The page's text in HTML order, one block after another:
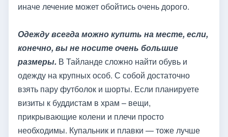
иначе лечение может обойтись очень дорого.
Одежду всегда можно купить на месте, если,
конечно, вы не носите очень большие
размеры. В Тайланде сложно найти обувь и
одежду на крупных особ. С собой достаточно
взять пару футболок и шорты. Если планируете
визиты к буддистам в храм – вещи,
прикрывающие колени и плечи просто
необходимы. Купальник и плавки — тоже лучше